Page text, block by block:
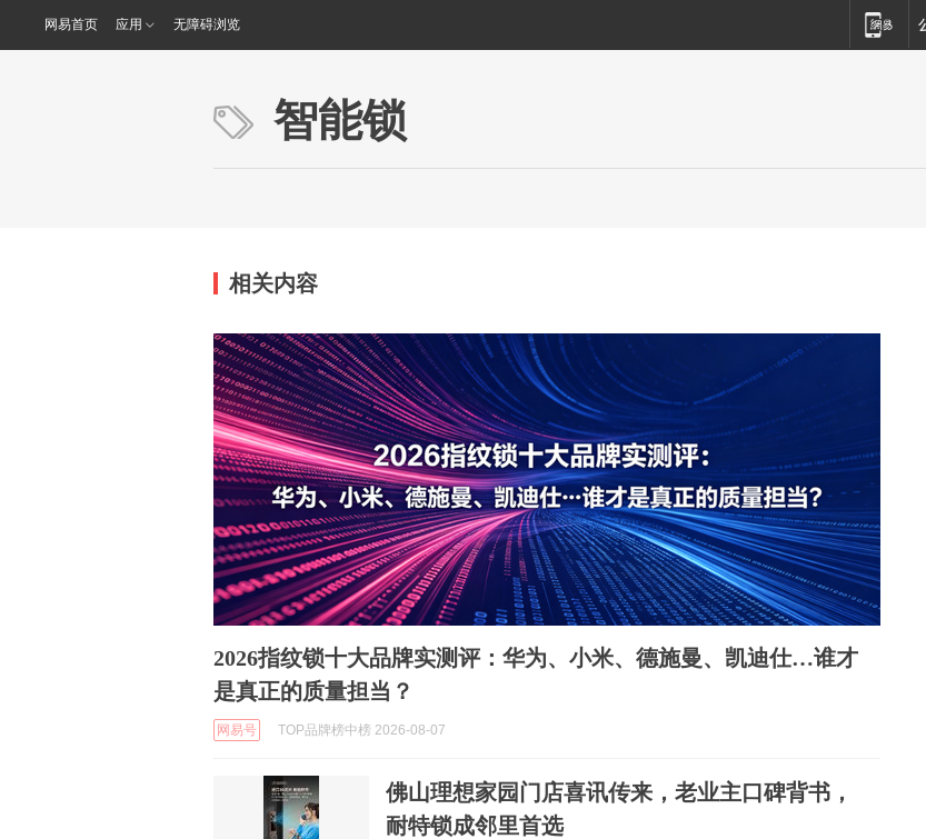
网易首页 应用 无障碍浏览
智能锁
相关内容
2026指纹锁十大品牌实测评：华为、小米、德施曼、凯迪仕…谁才
是真正的质量担当？
网易号 TOP品牌榜中榜 2026-08-07
佛山理想家园门店喜讯传来，老业主口碑背书，
耐特锁成邻里首选